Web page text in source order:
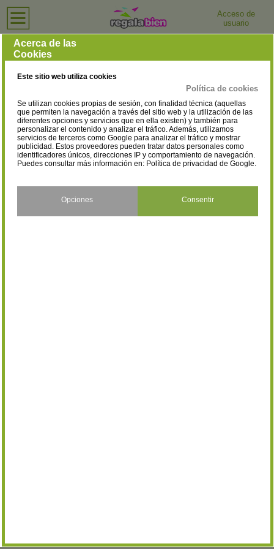
Acceso de
usuario
Relojerías en Zaragoza
Selecciona la localidad
Inicio › Relojerías
Alagón Calatayud
Fuentes de Ebro(1)
La Almunia De Doña Godina
(1)
La Puebla de Alfindén(2)
Tauste(1) Utebo(2)
Zaragoza(59)
Acerca de las
Cookies
Este sitio web utiliza cookies
Política de cookies
Se utilizan cookies propias de sesión, con finalidad técnica (aquellas
que permiten la navegación a través del sitio web y la utilización de las
diferentes opciones y servicios que en ella existen) y también para
personalizar el contenido y analizar el tráfico. Además, utilizamos
servicios de terceros como Google para analizar el tráfico y mostrar
publicidad. Estos proveedores pueden tratar datos personales como
identificadores únicos, direcciones IP y comportamiento de navegación.
Puedes consultar más información en: Política de privacidad de Google.
Opciones Consentir